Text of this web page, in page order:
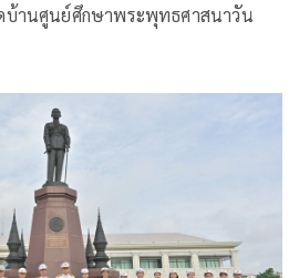
บ้านศูนย์ศึกษาพระพุทธศาสนาวัน